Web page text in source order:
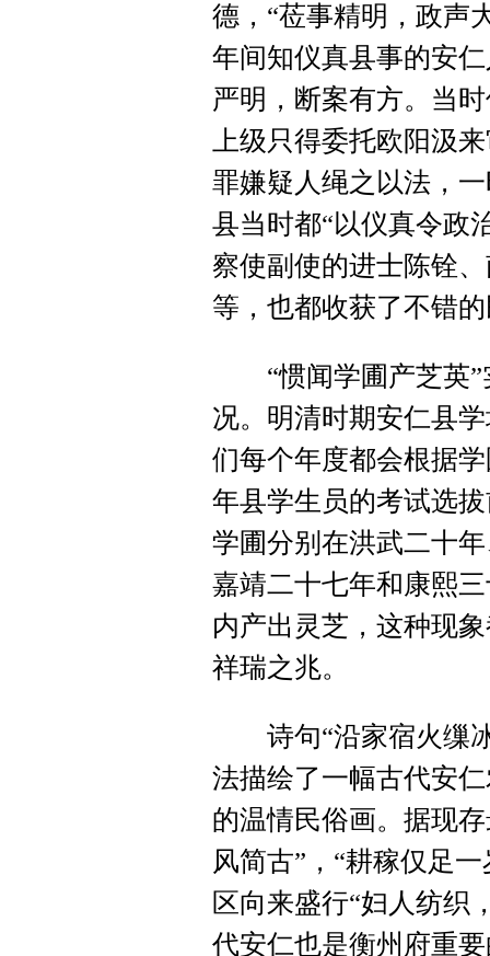
德，“莅事精明，政声
年间知仪真县事的安
严明，断案有方。当
上级只得委托欧阳汲
罪嫌疑人绳之以法，
县当时都“以仪真令政
察使副使的进士陈铨
等，也都收获了不错
“惯闻学圃产芝英”
况。明清时期安仁县
们每个年度都会根据
年县学生员的考试选
学圃分别在洪武二十
嘉靖二十七年和康熙
内产出灵芝，这种现
祥瑞之兆。
诗句“沿家宿火缫冰
法描绘了一幅古代安
的温情民俗画。据现
风简古”，“耕稼仅足
区向来盛行“妇人纺织
代安仁也是衡州府重